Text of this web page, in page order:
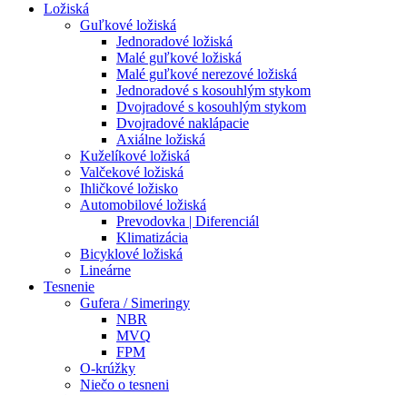
Ložiská
Guľkové ložiská
Jednoradové ložiská
Malé guľkové ložiská
Malé guľkové nerezové ložiská
Jednoradové s kosouhlým stykom
Dvojradové s kosouhlým stykom
Dvojradové naklápacie
Axiálne ložiská
Kuželíkové ložiská
Valčekové ložiská
Ihličkové ložisko
Automobilové ložiská
Prevodovka | Diferenciál
Klimatizácia
Bicyklové ložiská
Lineárne
Tesnenie
Gufera / Simeringy
NBR
MVQ
FPM
O-krúžky
Niečo o tesneni